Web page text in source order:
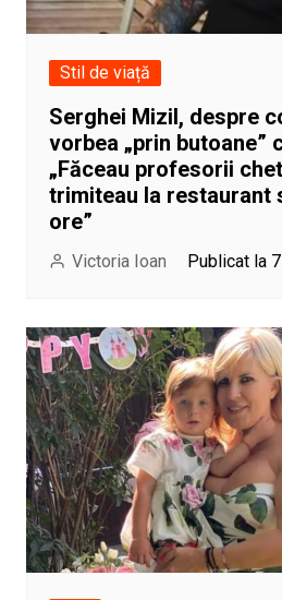
Stil de viață
Serghei Mizil, despre
vorbea „prin butoane”
„Făceau profesorii
trimiteau la restaurant
ore”
Victoria Ioan Publicat la